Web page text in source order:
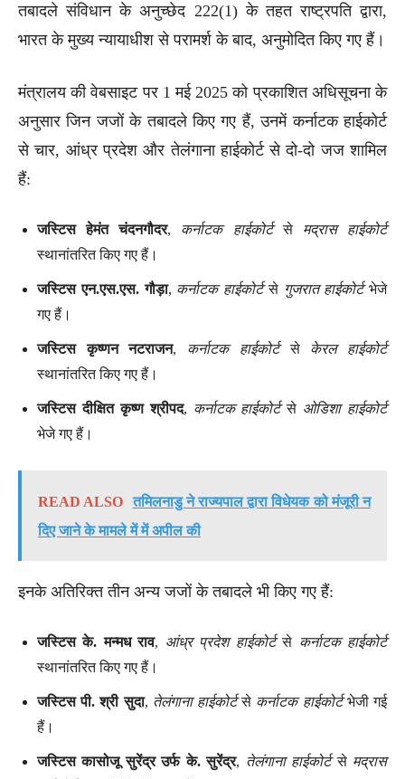
तबादले संविधान के अनुच्छेद 222(1) के तहत राष्ट्रपति द्वारा,
भारत के मुख्य न्यायाधीश से परामर्श के बाद, अनुमोदित किए गए हैं।
मंत्रालय की वेबसाइट पर 1 मई 2025 को प्रकाशित अधिसूचना के
अनुसार जिन जजों के तबादले किए गए हैं, उनमें कर्नाटक हाईकोर्ट
से चार, आंध्र प्रदेश और तेलंगाना हाईकोर्ट से दो-दो जज शामिल
हैं:
जस्टिस हेमंत चंदनगौदर, कर्नाटक हाईकोर्टसे मद्रास हाईकोर्ट
स्थानांतरित किए गए हैं।
जस्टिस एन.एस.एस. गौड़ा, कर्नाटक हाईकोर्टसे गुजरात हाईकोर्टभेजे
गए हैं।
जस्टिस कृष्णन नटराजन, कर्नाटक हाईकोर्टसे केरल हाईकोर्ट
स्थानांतरित किए गए हैं।
जस्टिस दीक्षित कृष्ण श्रीपद, कर्नाटक हाईकोर्टसे ओडिशा हाईकोर्ट
भेजे गए हैं।
READ ALSO
तमिलनाडु ने राज्यपाल द्वारा विधेयक को मंजूरी न
दिए जाने के मामले में में अपील की
इनके अतिरिक्त तीन अन्य जजों के तबादले भी किए गए हैं:
जस्टिस के. मन्मध राव, आंध्र प्रदेश हाईकोर्टसे कर्नाटक हाईकोर्ट
स्थानांतरित किए गए हैं।
जस्टिस पी. श्री सुदा, तेलंगाना हाईकोर्टसे कर्नाटक हाईकोर्टभेजी गई
हैं।
जस्टिस कासोजू सुरेंद्र उर्फ के. सुरेंद्र, तेलंगाना हाईकोर्टसे मद्रास